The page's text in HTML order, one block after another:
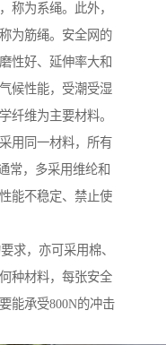
称为系绳。此外，
为筋绳。安全网的
性好、延伸率大和
候性能，受潮受湿
纤维为主要材料。
用同一材料，所有
常，多采用维纶和
能不稳定、禁止使
求，亦可采用棉、
种材料，每张安全
能承受800N的冲击